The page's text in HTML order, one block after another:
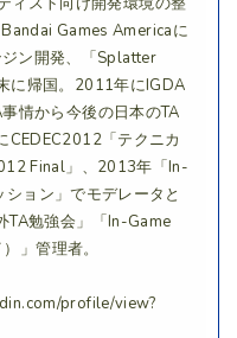
Games Americaに
ン開発、「Splatter
に帰国。2011年にIGDA
情から今後の日本のTA
「テクニカ
Final」、2013年「In-
ョン」でモデレータと
TA勉強会」「In-Game
」管理者。
profile/view?